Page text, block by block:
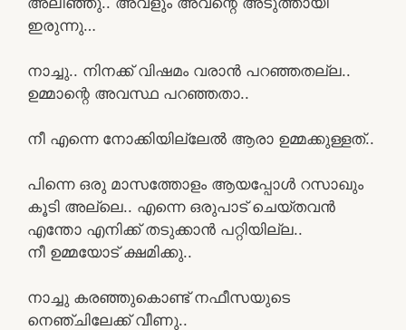
ഇരുന്നു…
നാച്ചു.. നിനക്ക് വിഷമം വരാൻ പറഞ്ഞതല്ല..
ഉമ്മാന്റെ അവസ്ഥ പറഞ്ഞതാ..
നീ എന്നെ നോക്കിയില്ലേൽ ആരാ ഉമ്മക്കുള്ളത്..
പിന്നെ ഒരു മാസത്തോളം ആയപ്പോൾ റസാഖും
കൂടി അല്ലെ.. എന്നെ ഒരുപാട് ചെയ്തവൻ
എന്തോ എനിക്ക് തടുക്കാൻ പറ്റിയില്ല..
നീ ഉമ്മയോട് ക്ഷമിക്കു..
നാച്ചു കരഞ്ഞുകൊണ്ട് നഫീസയുടെ
നെഞ്ചിലേക്ക് വീണു..